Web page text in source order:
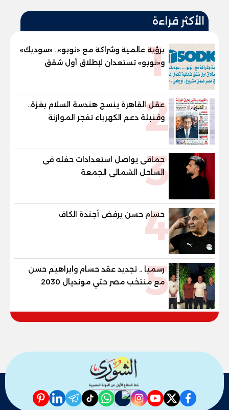
الأكثر قراءة
1
برؤية عالمية وشراكة مع «نوبو».. «سوديك»
و«نوبو» تستعدان لإطلاق أول شقق
فندقية تحمل علامة "نوبو" العالمية في
2
عقل القاهرة ينسج هندسة السلام بغزة..
وقنبلة دعم الكهرباء تفجر الموازنة
3
حماقى يواصل استعدادات حفله فى
الساحل الشمالى الجمعة
4
حسام حسن يرفض أجندة الكاف
5
رسميا .. تجديد عقد حسام وابراهيم حسن
مع منتخب مصر حتي مونديال 2030
facebook
twitter
youtube
instagram
nabd
whatsapp
tiktok
telegram
linkedin
pinterest